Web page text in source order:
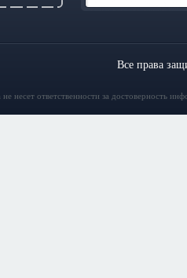
Все права
несет ответственности за достоверность